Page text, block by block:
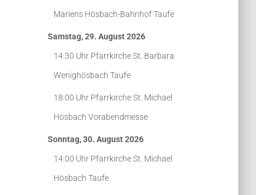
Mariens Hösbach-Bahnhof Taufe
Samstag, 29. August 2026
14:30 Uhr Pfarrkirche St. Barbara
Wenighösbach Taufe
18:00 Uhr Pfarrkirche St. Michael
Hösbach Vorabendmesse
Sonntag, 30. August 2026
14:00 Uhr Pfarrkirche St. Michael
Hösbach Taufe